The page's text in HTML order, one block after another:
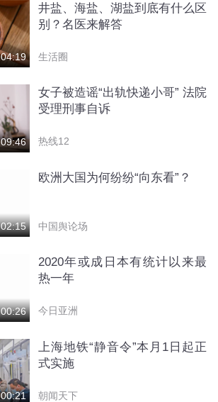
04:19
井盐、海盐、湖盐到底有什么区
别？名医来解答
生活圈
09:46
女子被造谣“出轨快递小哥” 法院
受理刑事自诉
热线12
02:15
欧洲大国为何纷纷“向东看”？
中国舆论场
00:26
2020年或成日本有统计以来最
热一年
今日亚洲
00:21
上海地铁“静音令”本月1日起正
式实施
朝闻天下